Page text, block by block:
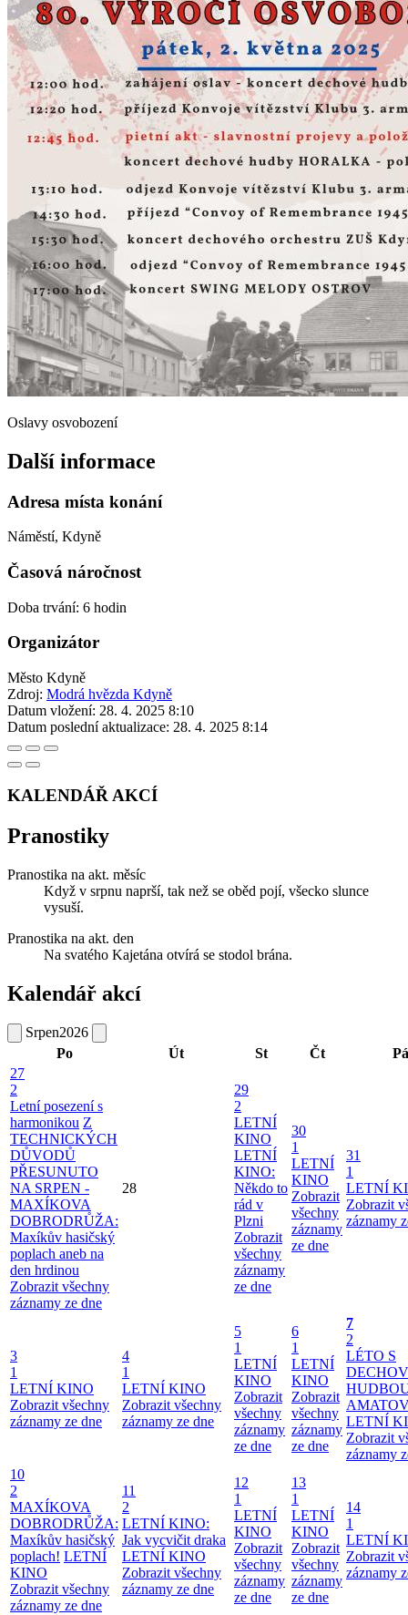
Oslavy osvobození
Další informace
Adresa místa konání
Náměstí, Kdyně
Časová náročnost
Doba trvání: 6 hodin
Organizátor
Město Kdyně
Zdroj: Modrá hvězda Kdyně
Datum vložení: 28. 4. 2025 8:10
Datum poslední aktualizace: 28. 4. 2025 8:14
KALENDÁŘ AKCÍ
Pranostiky
Pranostika na akt. měsíc
Když v srpnu naprší, tak než se oběd pojí, všecko slunce
vysuší.
Pranostika na akt. den
Na svatého Kajetána otvírá se stodol brána.
Kalendář akcí
Srpen2026
Po
Út St Čt
Pá
27
2
Letní posezení s
harmonikou Z
TECHNICKÝCH
DŮVODŮ
PŘESUNUTO
NA SRPEN -
MAXÍKOVA
DOBRODRŮŽA:
Maxíkův hasičský
poplach aneb na
den hrdinou
Zobrazit všechny
záznamy ze dne
28
29
2
LETNÍ
KINO
LETNÍ
KINO:
Někdo to
rád v
Plzni
Zobrazit
všechny
záznamy
ze dne
30
1
LETNÍ
KINO
Zobrazit
všechny
záznamy
ze dne
31
1
LETNÍ
Zobrazit
záznamy
3
1
LETNÍ KINO
Zobrazit všechny
záznamy ze dne
4
1
LETNÍ KINO
Zobrazit všechny
záznamy ze dne
5
1
LETNÍ
KINO
Zobrazit
všechny
záznamy
ze dne
6
1
LETNÍ
KINO
Zobrazit
všechny
záznamy
ze dne
7
2
LÉTO S
LETNÍ
Zobrazit
záznamy
10
2
MAXÍKOVA
DOBRODRŮŽA:
Maxíkův hasičský
poplach! LETNÍ
KINO
Zobrazit všechny
záznamy ze dne
11
2
LETNÍ KINO:
Jak vycvičit draka
LETNÍ KINO
Zobrazit všechny
záznamy ze dne
12
1
LETNÍ
KINO
Zobrazit
všechny
záznamy
ze dne
13
1
LETNÍ
KINO
Zobrazit
všechny
záznamy
ze dne
14
1
LETNÍ
Zobrazit
záznamy